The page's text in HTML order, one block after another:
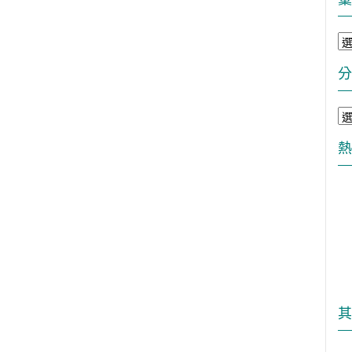
彙
整
分
類